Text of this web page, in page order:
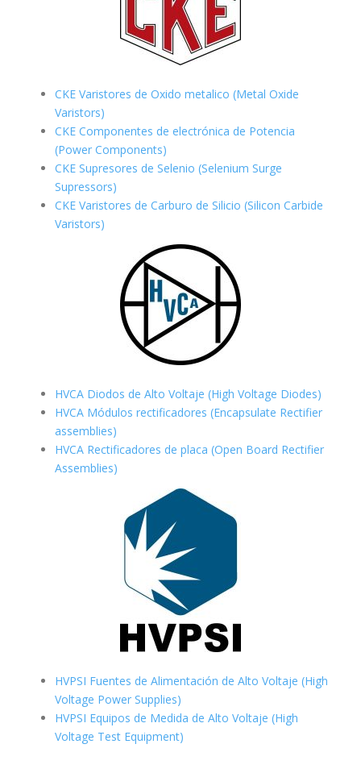
CKE Varistores de Oxido metalico (Metal Oxide
Varistors)
CKE Componentes de electrónica de Potencia
(Power Components)
CKE Supresores de Selenio (Selenium Surge
Supressors)
CKE Varistores de Carburo de Silicio (Silicon Carbide
Varistors)
HVCA Diodos de Alto Voltaje (High Voltage Diodes)
HVCA Módulos rectificadores (Encapsulate Rectifier
assemblies)
HVCA Rectificadores de placa (Open Board Rectifier
Assemblies)
HVPSI Fuentes de Alimentación de Alto Voltaje (High
Voltage Power Supplies)
HVPSI Equipos de Medida de Alto Voltaje (High
Voltage Test Equipment)